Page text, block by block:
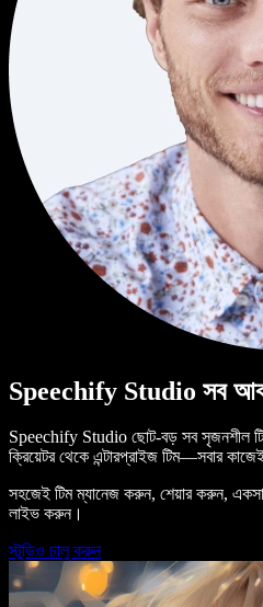
Speechify Studio সব
Speechify Studio ছোট-বড় সব সৃজনশীল
ক্রিয়েটর থেকে এন্টারপ্রাইজ টিম—সবার
সহজেই টিম ম্যানেজ করুন, শেয়ার করুন,
লাইভ করুন।
স্টুডিও চালু করুন